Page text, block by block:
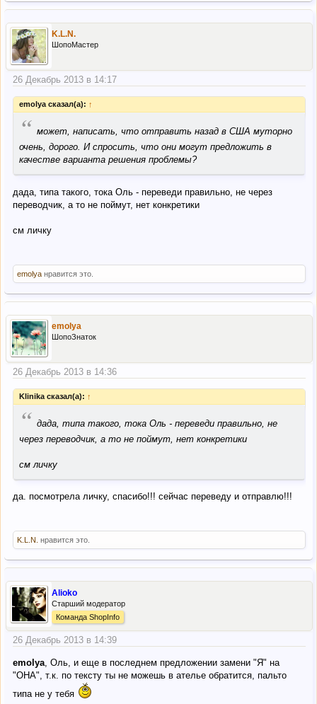
K.L.N.
ШопоМастер
26 Декабрь 2013 в 14:17
emolya сказал(а): ↑
“ может, написать, что отправить назад в США муторно
очень, дорого. И спросить, что они могут предложить в
качестве варианта решения проблемы?
дада, типа такого, тока Оль - переведи правильно, не через
переводчик, а то не поймут, нет конкретики
см личку
emolya нравится это.
emolya
ШопоЗнаток
26 Декабрь 2013 в 14:36
Klinika сказал(а): ↑
“ дада, типа такого, тока Оль - переведи правильно, не
через переводчик, а то не поймут, нет конкретики
см личку
да. посмотрела личку, спасибо!!! сейчас переведу и отправлю!!!
K.L.N. нравится это.
Alioko
Старший модератор
Команда ShopInfo
26 Декабрь 2013 в 14:39
emolya, Оль, и еще в последнем предложении замени "Я" на
"ОНА", т.к. по тексту ты не можешь в ателье обратится, пальто
типа не у тебя